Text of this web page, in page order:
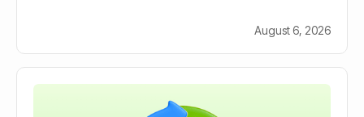
August 6, 2026